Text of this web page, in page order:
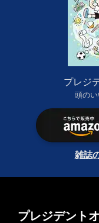
プレジ
頭の
雑誌
プレジデント